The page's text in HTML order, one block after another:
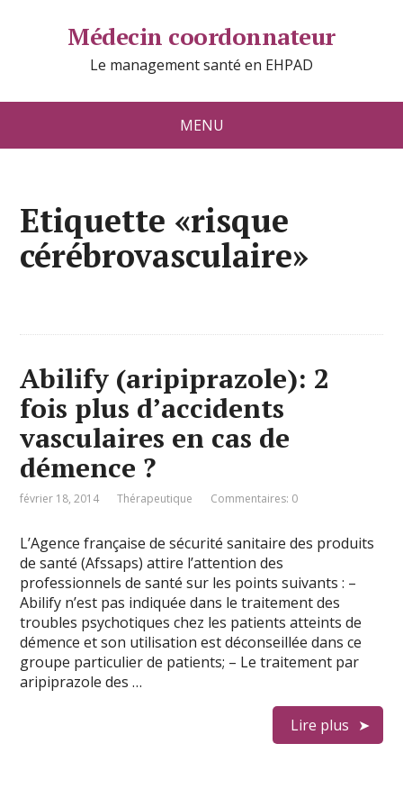
Médecin coordonnateur
Le management santé en EHPAD
MENU
Etiquette «risque
cérébrovasculaire»
Abilify (aripiprazole): 2
fois plus d’accidents
vasculaires en cas de
démence ?
février 18, 2014 Thérapeutique Commentaires: 0
L’Agence française de sécurité sanitaire des produits
de santé (Afssaps) attire l’attention des
professionnels de santé sur les points suivants : –
Abilify n’est pas indiquée dans le traitement des
troubles psychotiques chez les patients atteints de
démence et son utilisation est déconseillée dans ce
groupe particulier de patients; – Le traitement par
aripiprazole des …
Lire plus